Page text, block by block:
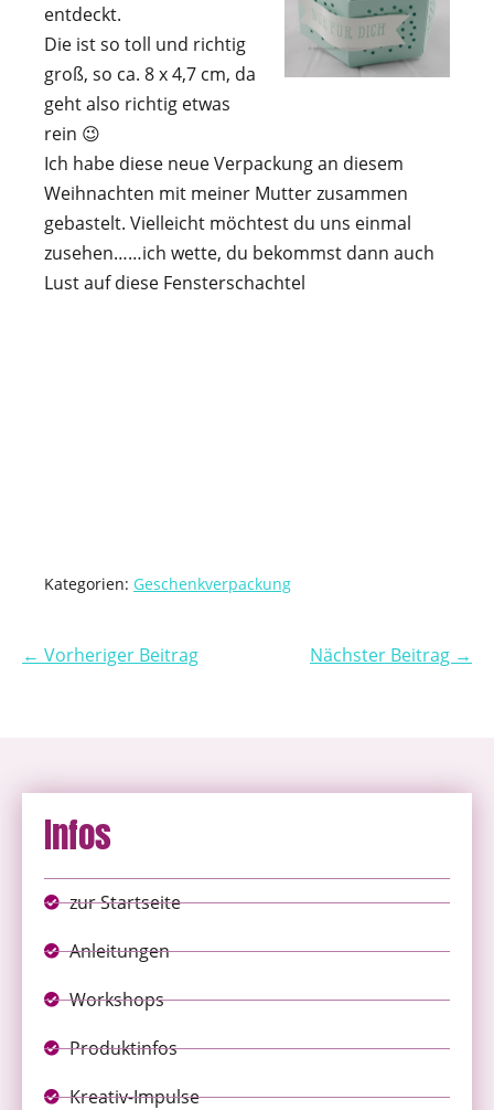
entdeckt.
Die ist so toll und richtig
groß, so ca. 8 x 4,7 cm, da
geht also richtig etwas
rein 😉
Ich habe diese neue Verpackung an diesem
Weihnachten mit meiner Mutter zusammen
gebastelt. Vielleicht möchtest du uns einmal
zusehen……ich wette, du bekommst dann auch
Lust auf diese Fensterschachtel
Kategorien: Geschenkverpackung
← Vorheriger Beitrag Nächster Beitrag →
Infos
zur Startseite
Anleitungen
Workshops
Produktinfos
Kreativ-Impulse